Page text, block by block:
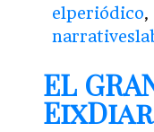
elperiódico,
EL